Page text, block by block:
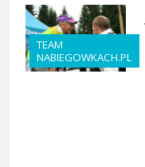
TEAM
NABIEGOWKACH.PL